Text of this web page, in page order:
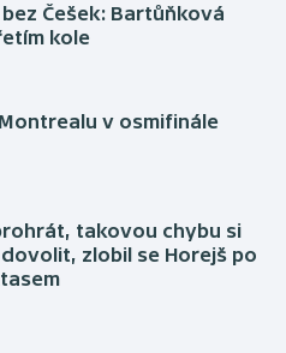
Češek: Bartůňková
kole
v osmifinále
takovou chybu si
zlobil se Horejš po